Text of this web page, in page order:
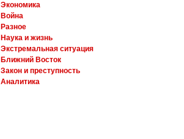
Экономика
Война
Разное
Наука и жизнь
Экстремальная ситуация
Ближний Восток
Закон и преступность
Аналитика